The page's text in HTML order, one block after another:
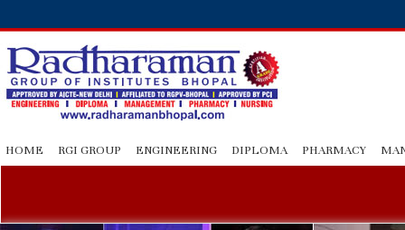
HOME RGI GROUP ENGINEERING DIPLOMA PHARMACY